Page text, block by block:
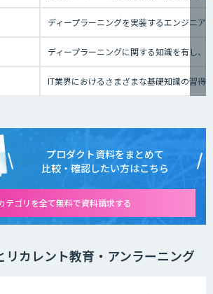
ディープラーニングを実装するエンジニア
ディープラーニングに関する知識を有し
IT業界におけるさまざまな基礎知識の習得
プロダクト資料をまとめて
比較・確認したい方はこちら
テゴリを全て無料で資料請求する
リカレント教育・アンラーニング